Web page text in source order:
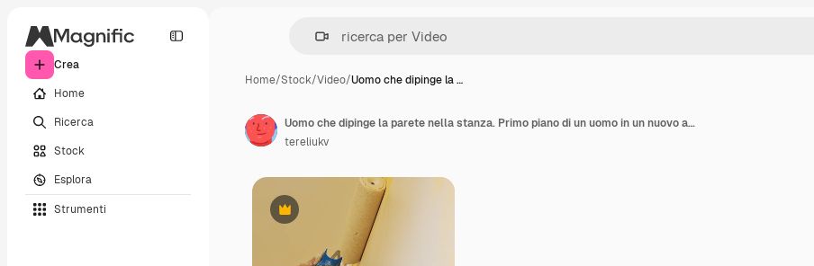
Crea
Home
Ricerca
Stock
Esplora
Strumenti
Home/Stock/Video/Uomo che dipinge la …
Premium
Uomo che dipinge la parete nella stanza. Primo piano di un uomo in un nuovo appartamento che ristruttura la stanza dipingendo la parete con un rullo a pennello.
tereliukv